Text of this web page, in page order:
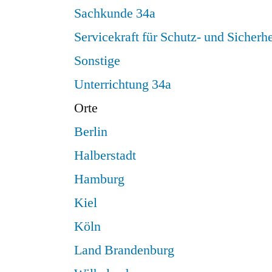
Sachkunde 34a
Servicekraft für Schutz- und
Sonstige
Unterrichtung 34a
Orte
Berlin
Halberstadt
Hamburg
Kiel
Köln
Land Brandenburg